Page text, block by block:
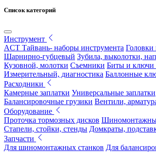
Список категорий
Инструмент
ACT Тайвань- наборы инструмента Головки
Шарнирно-губцевый Зубила, выколотки,
Кузовной, молотки Съемники Биты и ключи
Измерительный, диагностика Баллонные
Расходники
Камерные заплатки Универсальные заплатки
Балансировочные грузики Вентили,
Оборудование
Проточка тормозных дисков
Стапели, стойки, стенды Домкраты,
Запчасти
Для шиномонтажных станков Для